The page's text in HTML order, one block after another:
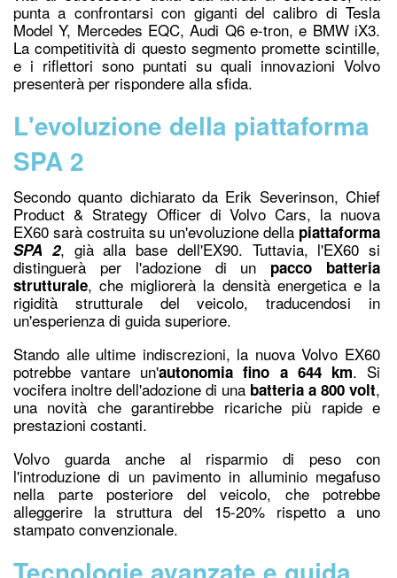
punta a confrontarsi con giganti del calibro di Tesla
Model Y, Mercedes EQC, Audi Q6 e-tron, e BMW iX3.
La competitività di questo segmento promette scintille,
e i riflettori sono puntati su quali innovazioni Volvo
presenterà per rispondere alla sfida.
L'evoluzione della piattaforma
SPA 2
Secondo quanto dichiarato da Erik Severinson, Chief
Product & Strategy Officer di Volvo Cars, la nuova
EX60 sarà costruita su un'evoluzione della piattaforma
SPA 2, già alla base dell'EX90. Tuttavia, l'EX60 si
distinguerà per l'adozione di un pacco batteria
strutturale, che migliorerà la densità energetica e la
rigidità strutturale del veicolo, traducendosi in
un'esperienza di guida superiore.
Stando alle ultime indiscrezioni, la nuova Volvo EX60
potrebbe vantare un'autonomia fino a 644 km. Si
vocifera inoltre dell'adozione di una batteria a 800 volt,
una novità che garantirebbe ricariche più rapide e
prestazioni costanti.
Volvo guarda anche al risparmio di peso con
l'introduzione di un pavimento in alluminio megafuso
nella parte posteriore del veicolo, che potrebbe
alleggerire la struttura del 15-20% rispetto a uno
stampato convenzionale.